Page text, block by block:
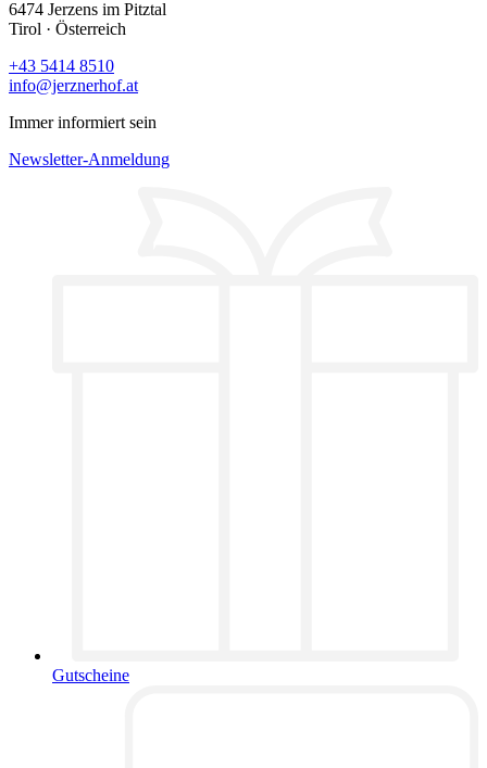
6474 Jerzens im Pitztal
Tirol · Österreich
+43 5414 8510
info@jerznerhof.at
Immer informiert sein
Newsletter-Anmeldung
Gutscheine